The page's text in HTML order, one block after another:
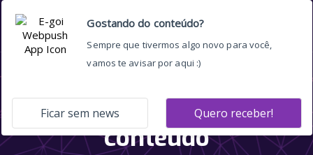
personalização de
conteúdo